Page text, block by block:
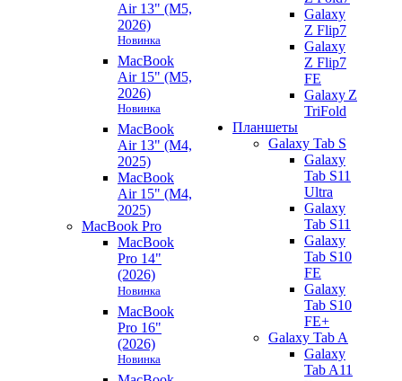
Air 13" (M5,
2026)
Новинка
MacBook
Air 15" (M5,
2026)
Новинка
MacBook
Air 13" (M4,
2025)
MacBook
Air 15" (M4,
2025)
MacBook Pro
MacBook
Pro 14"
(2026)
Новинка
MacBook
Pro 16"
(2026)
Новинка
Galaxy
Z Flip7
Galaxy
Z Flip7
FE
Galaxy Z
TriFold
Планшеты
Galaxy Tab S
Galaxy
Tab S11
Ultra
Galaxy
Tab S11
Galaxy
Tab S10
FE
Galaxy
Tab S10
FE+
Galaxy Tab A
Galaxy
Tab A11